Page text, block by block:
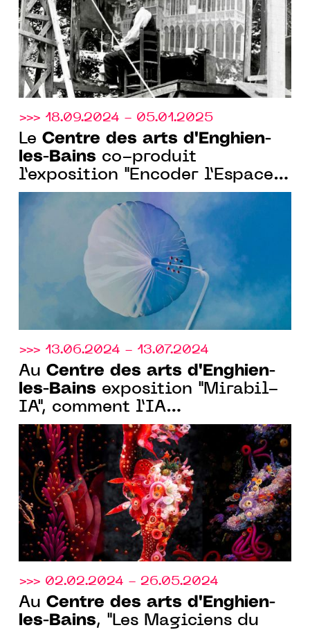
>>> 18.09.2024 - 05.01.2025
Le Centre des arts d'Enghien-
les-Bains co-produit
l’exposition "Encoder l’Espace"
avec l’Observatoire de l’Espace
>>> 13.06.2024 - 13.07.2024
Au Centre des arts d'Enghien-
les-Bains exposition "Mirabil-
IA", comment l’IA
métamorphose la création
>>> 02.02.2024 - 26.05.2024
Au Centre des arts d'Enghien-
les-Bains, "Les Magiciens du